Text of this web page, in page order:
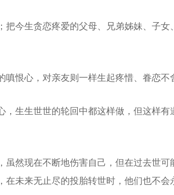
今生贪恋疼爱的父母、兄弟姊妹、子
恨心，对亲友则一样生起疼惜、眷恋不
生生世世的轮回中都这样做，但这样有
然现在不断地伤害自己，但在过去世
未来无止尽的投胎转世时，他们也不会